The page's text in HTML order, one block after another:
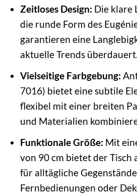
Zeitloses Design: Die klare
die runde Form des
garantieren eine
aktuelle Trends überdauert.
Vielseitige Farbgebung:
7016) bietet eine subtile
flexibel mit einer breiten
und Materialien
Funktionale Größe: Mit
von 90 cm bietet der Tisch
für alltägliche
Fernbedienungen oder